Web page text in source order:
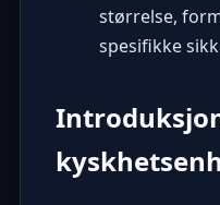
størrelse,
spesifikke